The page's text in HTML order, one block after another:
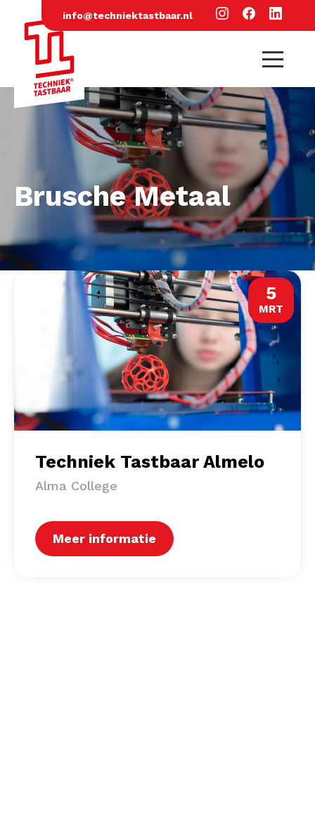
info@techniektastbaar.nl
Brusche Metaal
5
MRT
Techniek Tastbaar Almelo
Alma College
Meer informatie